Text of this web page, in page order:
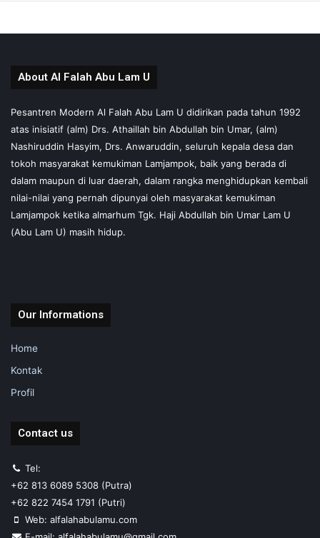
About Al Falah Abu Lam U
Pesantren Modern Al Falah Abu Lam U didirikan pada tahun 1992
atas inisiatif (alm) Drs. Athaillah bin Abdullah bin Umar, (alm)
Nashiruddin Hasyim, Drs. Anwaruddin, seluruh kepala desa dan
tokoh masyarakat kemukiman Lamjampok, baik yang berada di
dalam maupun di luar daerah, dalam rangka menghidupkan kembali
nilai-nilai yang pernah dipunyai oleh masyarakat kemukiman
Lamjampok ketika almarhum Tgk. Haji Abdullah bin Umar Lam U
(Abu Lam U) masih hidup.
Our Informations
Home
Kontak
Profil
Contact us
Tel:
+62 813 6089 5308 (Putra)
+62 822 7454 1791 (Putri)
Web: alfalahabulamu.com